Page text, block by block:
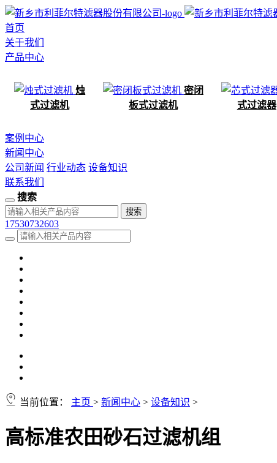
首页
关于我们
产品中心
烛
式过滤机
密闭
板式过滤机
式过滤器
案例中心
新闻中心
公司新闻 行业动态 设备知识
联系我们
搜索
17530732603
当前位置： 主页 > 新闻中心 > 设备知识 >
高标准农田砂石过滤机组